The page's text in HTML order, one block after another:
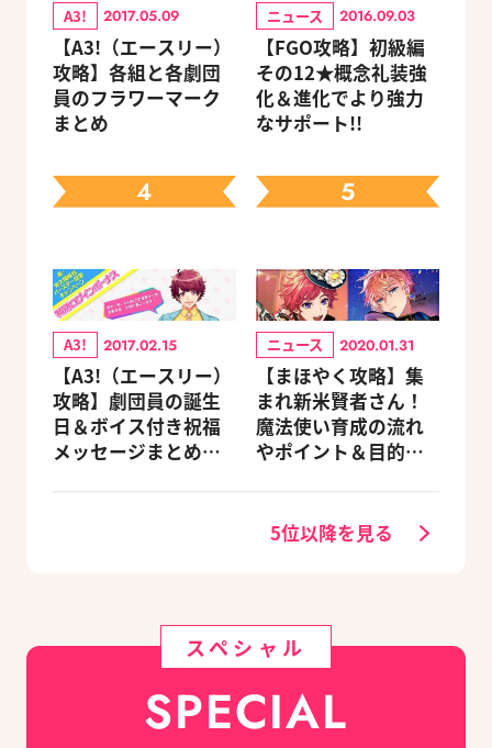
A3! 2017.05.09
【A3!（エースリー）
攻略】各組と各劇団
員のフラワーマーク
まとめ
ニュース 2016.09.03
【FGO攻略】初級編
その12★概念礼装強
化＆進化でより強力
なサポート!!
4
A3! 2017.02.15
【A3!（エースリー）
攻略】劇団員の誕生
日＆ボイス付き祝福
メッセージまとめ
5
ニュース 2020.01.31
【まほやく攻略】集
まれ新米賢者さん！
魔法使い育成の流れ
やポイント＆目的別
新》
5位以降を見る
スペシャル
SPECIAL